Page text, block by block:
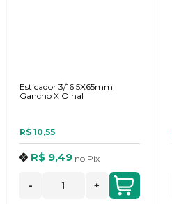
Esticador 3/16 5X65mm
Gancho X Olhal
R$ 10,55
R$ 9,49 no Pix
- +